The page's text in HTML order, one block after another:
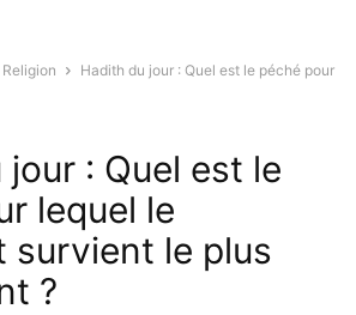
Religion
Hadith du jour : Quel est le péché pour
: Quel est le
lequel le
survient le plus
?